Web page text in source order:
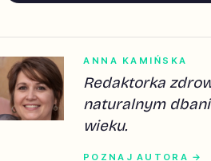
ANNA KAMIŃSKA
Redaktorka
naturalnym
wieku.
POZNAJ AUTORA →